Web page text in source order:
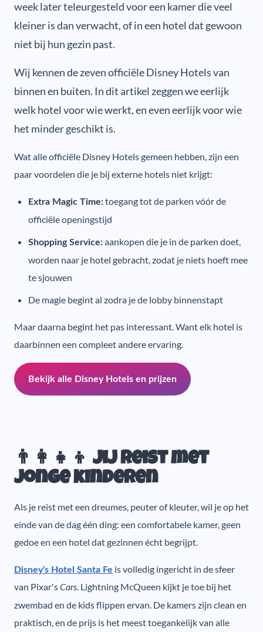
week later teleurgesteld voor een kamer die veel
kleiner is dan verwacht, of in een hotel dat gewoon
niet bij hun gezin past.
Wij kennen de zeven officiële Disney Hotels van
binnen en buiten. In dit artikel zeggen we eerlijk
welk hotel voor wie werkt, en even eerlijk voor wie
het minder geschikt is.
Wat alle officiële Disney Hotels gemeen hebben, zijn een
paar voordelen die je bij externe hotels niet krijgt:
Extra Magic Time:toegang tot de parken vóór de
officiële openingstijd
Shopping Service:aankopen die je in de parken doet,
worden naar je hotel gebracht, zodat je niets hoeft mee
te sjouwen
De magie begint al zodra je de lobby binnenstapt
Maar daarna begint het pas interessant. Want elk hotel is
daarbínnen een compleet andere ervaring.
Bekijk alle Disney Hotels en prijzen
👨‍👩‍👧‍👦 Jij reist met
jonge kinderen
Als je reist met een dreumes, peuter of kleuter, wil je op het
einde van de dag één ding: een comfortabele kamer, geen
gedoe en een hotel dat gezinnen écht begrijpt.
Disney's Hotel Santa Fe is volledig ingericht in de sfeer
van Pixar'sCars. Lightning McQueen kijkt je toe bij het
zwembad en de kids flippen ervan. De kamers zijn clean en
praktisch, en de prijs is het meest toegankelijk van alle